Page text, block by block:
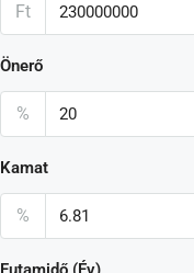
Ft
Önerő
%
Kamat
%